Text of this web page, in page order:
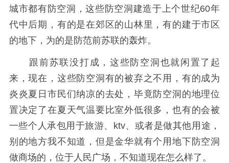
城市都有防空洞，这些防空洞建造于上个世纪60年
代中后期，有的是在郊区的山林里，有的建于市区
的地下，为的是防范前苏联的轰炸。
跟前苏联没打成，这些防空洞也就闲置了起
来，现在，这些防空洞有的被弃之不用，有的成为
炎炎夏日市民们纳凉的去处，毕竟防空洞的地理位
置决定了在夏天气温要比室外低很多，也有的会被
一些个人承包用于旅游、ktv、或者是做其他用途，
别的地方我不知道，但是金华就有个用地下防空洞
做商场的，位于人民广场，不知道现在怎么样了。